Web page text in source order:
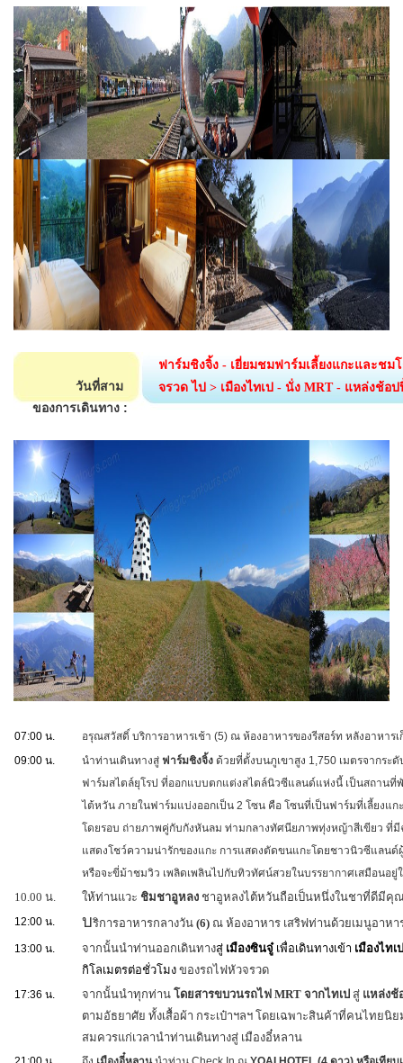
วันที่สาม
ของการเดินทาง :
ฟาร์มชิงจิ้ง - เยี่ยมชมฟาร์มเลี้ยงแกะและชม
จรวด ไป > เมืองไทเป - นั่ง MRT- แหล่งช้อป
07:00 น.
อรุณสวัสดิ์ บริการอาหารเช้า (5) ณ ห้องอาหารของรีสอร์ท หลังอาหาร
09:00 น.
นำท่านเดินทางสู่ ฟาร์มชิงจิ้ง ด้วยที่ตั้งบนภูเขาสูง 1,750 เมตรจากระ
ฟาร์มสไตล์ยุโรป ที่ออกแบบตกแต่งสไตล์นิวซีแลนด์แห่งนี้ เป็นสถานที่
ไต้หวัน ภายในฟาร์มแบ่งออกเป็น 2 โซน คือ โซนที่เป็นฟาร์มที่เลี้ยง
โดยรอบ ถ่ายภาพคู่กับกังหันลม ท่ามกลางทัศนียภาพทุ่งหญ้าสีเขียว ที่
แสดงโชว์ความน่ารักของแกะ การแสดงตัดขนแกะโดยชาวนิวซีแลน
หรือจะขี่ม้าชมวิว เพลิดเพลินไปกับทิวทัศน์สวยในบรรยากาศเสมือนอ
10.00 น. ให้ท่านแวะ ชิมชาอูหลง ชาอูหลงไต้หวันถือเป็นหนึ่งในชาที่ดีมีคุ
12:00 น. บริการอาหารกลางวัน (6) ณ ห้องอาหาร เสริฟท่านด้วยเมนูอาหา
13:00 น. จากนั้นนำท่านออกเดินทางสู่ เมืองซินจู๋เพื่อเดินทางเข้า เมืองไท
กิโลเมตรต่อชั่วโมง ของรถไฟหัวจรวด
17:36 น. จากนั้นนำทุกท่าน โดยสารขบวนรถไฟ MRT จากไทเป สู่ แหล่งช้
ตามอัธยาศัย ทั้งเสื้อผ้า กระเป๋าฯลฯ โดยเฉพาะสินค้าที่คนไทย
สมควรแก่เวลานำท่านเดินทางสู่ เมืองอี๋หลาน